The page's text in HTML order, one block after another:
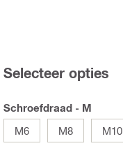
Selecteer opties
Schroefdraad - M
M6
M8 M10